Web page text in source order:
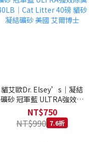
貓艾歐Dr. Elsey’s｜凝結
礦砂 冠軍藍 ULTRA強效除
臭 40LB｜Cat Litter 40磅
士
NT$750
NT$990 7.6折